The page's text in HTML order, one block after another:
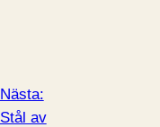
Nästa:
Stål av